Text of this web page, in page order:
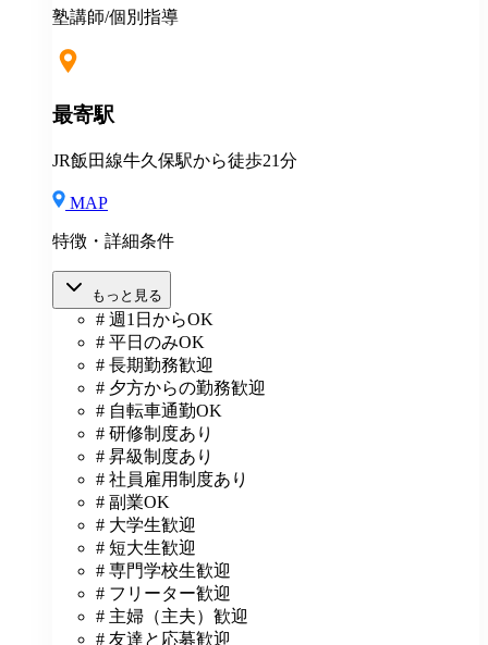
あり(社会人講師で月87時間以上の勤務がある方が対
塾講師/個別指導
最寄駅
JR飯田線牛久保駅から徒歩21分
MAP
特徴・詳細条件
もっと見る
# 週1日からOK
# 平日のみOK
# 長期勤務歓迎
# 夕方からの勤務歓迎
# 自転車通勤OK
# 研修制度あり
# 昇級制度あり
# 社員雇用制度あり
# 副業OK
# 大学生歓迎
# 短大生歓迎
# 専門学校生歓迎
# フリーター歓迎
# 主婦（主夫）歓迎
# 友達と応募歓迎